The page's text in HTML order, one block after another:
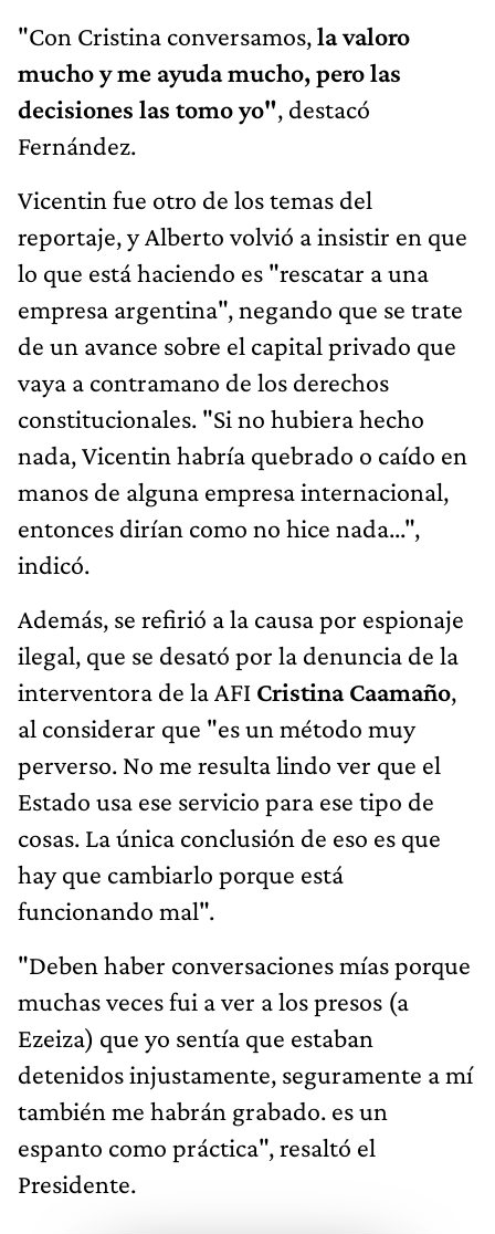
"Con Cristina conversamos,la valoro
mucho y me ayuda mucho, pero las
decisiones las tomo yo", destacó
Fernández.
Vicentin fue otro de los temas del
reportaje, y Alberto volvió a insistir en que
lo que está haciendo es "rescatar a una
empresa argentina", negando que se trate
de un avance sobre el capital privado que
vaya a contramano de los derechos
constitucionales. "Si no hubiera hecho
nada, Vicentin habría quebrado o caído en
manos de alguna empresa internacional,
entonces dirían como no hice nada...",
indicó.
Además, se refirió a la causa por espionaje
ilegal, que se desató por la denuncia de la
interventora de la AFI Cristina Caamaño,
al considerar que "es un método muy
perverso. No me resulta lindo ver que el
Estado usa ese servicio para ese tipo de
cosas. La única conclusión de eso es que
hay que cambiarlo porque está
funcionando mal".
"Deben haber conversaciones mías porque
muchas veces fui a ver a los presos (a
Ezeiza) que yo sentía que estaban
detenidos injustamente, seguramente a mí
también me habrán grabado. es un
espanto como práctica", resaltó el
Presidente.